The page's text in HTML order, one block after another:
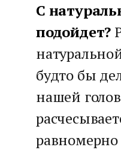
С
подойдет?
будто бы
нашей